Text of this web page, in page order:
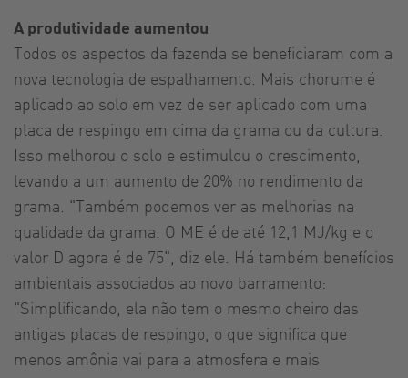
A produtividade aumentou
Todos os aspectos da fazenda se beneficiaram com a
nova tecnologia de espalhamento. Mais chorume é
aplicado ao solo em vez de ser aplicado com uma
placa de respingo em cima da grama ou da cultura.
Isso melhorou o solo e estimulou o crescimento,
levando a um aumento de 20% no rendimento da
grama. "Também podemos ver as melhorias na
qualidade da grama. O ME é de até 12,1 MJ/kg e o
valor D agora é de 75", diz ele. Há também benefícios
ambientais associados ao novo barramento:
"Simplificando, ela não tem o mesmo cheiro das
antigas placas de respingo, o que significa que
menos amônia vai para a atmosfera e mais